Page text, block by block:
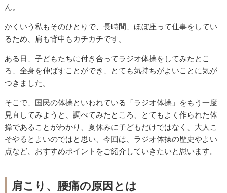
ん。
かくいう私もそのひとりで、長時間、ほぼ座って仕事をしてい
るため、肩も背中もカチカチです。
ある日、子どもたちに付き合ってラジオ体操をしてみたとこ
ろ、全身を伸ばすことができ、とても気持ちがよいことに気が
つきました。
そこで、国民の体操といわれている「ラジオ体操」をもう一度
見直してみようと、調べてみたところ、とてもよく作られた体
操であることがわかり、夏休みに子どもだけではなく、大人こ
そやるとよいのではと思い、今回は、ラジオ体操の歴史やよい
点など、おすすめポイントをご紹介していきたいと思います。
肩こり、腰痛の原因とは